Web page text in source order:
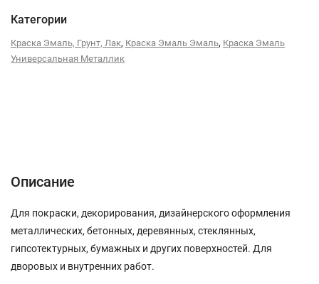
Категории
Краска Эмаль, Грунт, Лак, Краска Эмаль Эмаль, Краска Эмаль
Универсальная Металлик
Описание
Для покраски, декорирования, дизайнерского оформления
металлических, бетонных, деревянных, стеклянных,
гипсотектурных, бумажных и других поверхностей. Для
дворовых и внутренних работ.